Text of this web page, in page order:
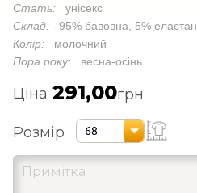
Стать: унісекс
Склад: 95% бавовна, 5% еластан
Колір: молочний
Пора року: весна-осінь
Ціна 291,00грн
Розмір 68